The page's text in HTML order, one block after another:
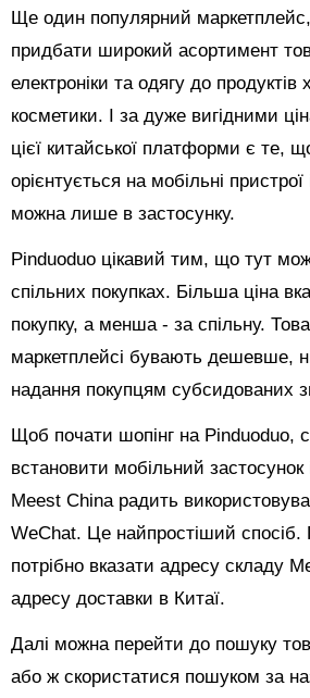
Ще один популярний
придбати широкий асортимент
електроніки та одягу до продуктів
косметики. І за дуже вигідними
цієї китайської платформи є те,
орієнтується на мобільні
можна лише в застосунку.
Pinduoduo цікавий тим, що тут
спільних покупках. Більша ціна
покупку, а менша - за спільну.
маркетплейсі бувають дешевше,
надання покупцям субсидованих
Щоб почати шопінг на Pinduoduo,
встановити мобільний застосунок
Meest China радить
WeChat. Це найпростіший спосіб.
потрібно вказати адресу складу
адресу доставки в Китаї.
Далі можна перейти до пошуку
або ж скористатися пошуком за